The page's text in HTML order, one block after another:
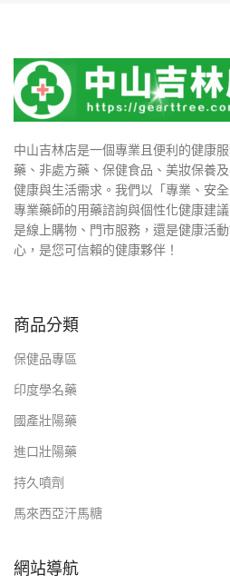
中山吉林店是一個專業且便利的健康
藥、非處方藥、保健食品、美妝保養
健康與生活需求。我們以「專業、安
專業藥師的用藥諮詢與個性化健康建
是線上購物、門市服務，還是健康活
心，是您可信賴的健康夥伴！
商品分類
保健品專區
印度學名藥
國產壯陽藥
進口壯陽藥
持久噴劑
馬來西亞汗馬糖
網站導航